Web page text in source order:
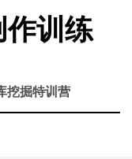
训练
挖掘特训营